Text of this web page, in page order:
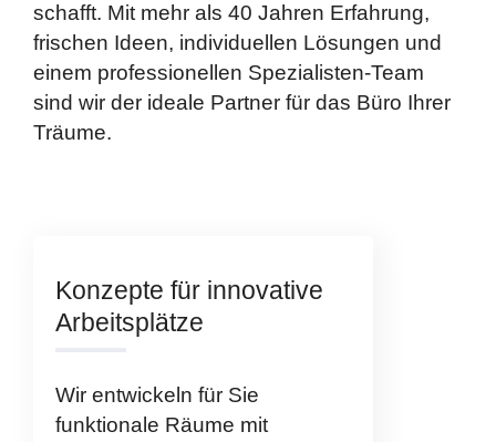
schafft. Mit mehr als 40 Jahren Erfahrung,
frischen Ideen, individuellen Lösungen und
einem professionellen Spezialisten-Team
sind wir der ideale Partner für das Büro Ihrer
Träume.
Konzepte für innovative
Arbeitsplätze
Wir entwickeln für Sie
funktionale Räume mit